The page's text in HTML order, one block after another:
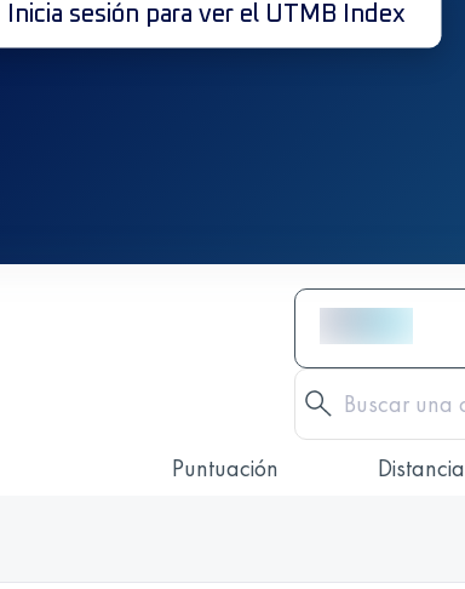
Inicia sesión para ver el UTMB Index
Puntuación Distancia